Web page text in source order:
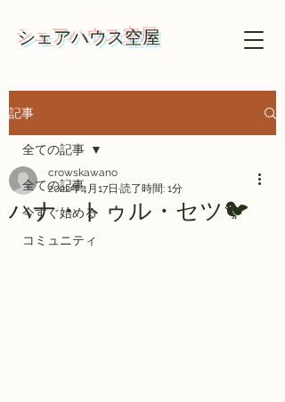
​​シェアハウス空屋
記事
全ての記事
今すぐ始める
コミュニティ
全ての記事
ハナ・トゥル・セツ🐦
crowskawano
2022年4月17日 読了時間: 1分